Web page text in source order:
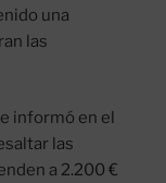
una
las
informó en el
las
a 2.200 €